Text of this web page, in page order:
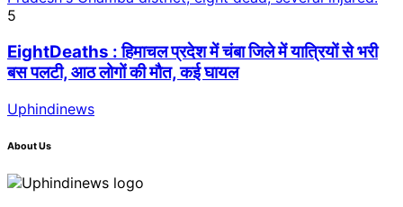
5
EightDeaths : हिमाचल प्रदेश में चंबा जिले में यात्रियों से भरी
बस पलटी, आठ लोगों की मौत, कई घायल
Uphindinews
About Us